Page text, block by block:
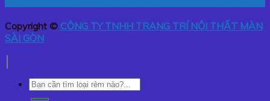
Copyright © CÔNG TY TNHH TRANG TRÍ NỘI THẤT MÀN
SÀI GÒN
Tìm
kiếm: